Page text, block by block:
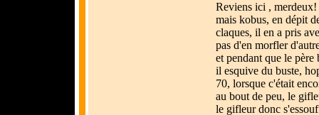
Reviens ici ,
mais kobus, en dépit
claques, il en a pris
pas d'en morfler
et pendant que le père
il esquive du buste,
70, lorsque c'était
au bout de peu, le
le gifleur donc